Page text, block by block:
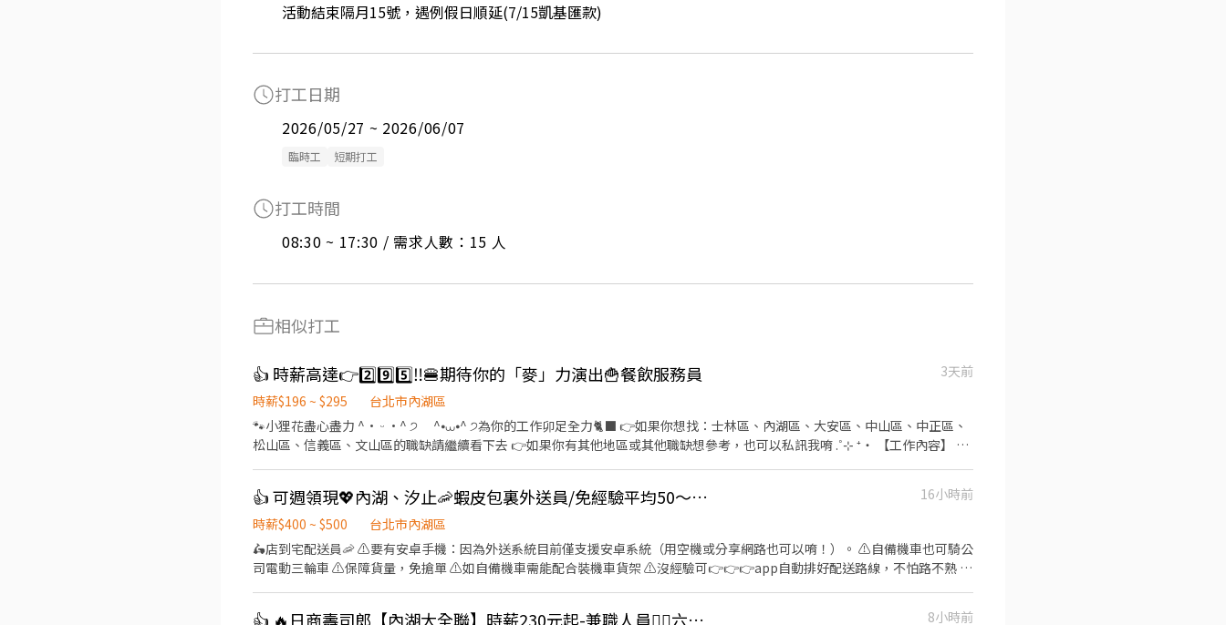
活動結束隔月15號，遇例假日順延(7/15凱基匯款)
打工日期
2026/05/27 ~ 2026/06/07
臨時工 短期打工
打工時間
08:30 ~ 17:30 / 需求人數：15 人
相似打工
👍 時薪高達👉2️⃣9️⃣5️⃣‼️🍔期待你的「麥」力演出🍟餐飲服務員
3天前
時薪$196 ~ $295
台北市內湖區
🐾小狸花盡心盡力 ^• ᵕ •^ ੭ ^⦁⩊⦁^ ੭為你的工作卯足全力🐈‍⬛ 👉如果你想找：士林區、內湖區、大安區、中山區、中正區、
松山區、信義區、文山區的職缺請繼續看下去 👉如果你有其他地區或其他職缺想參考，也可以私訊我唷 .˚⊹ ⁺‧ 【工作內容】 ‧⁺
店 .˚⊹ ⁺‧ 【薪資制度】 ‧⁺ ⊹˚. 💰 在上述時段內，時薪為 $ 225 ~ 240 🪙 若非以上時段，時薪為 $ 196 💰 過00:00 + $ 55 夜班津貼
.˚⊹ ⁺‧ 【 休假制度】 ‧⁺ ⊹˚. 📌 採排休制（無固定休） 🗓️ 周一至週日皆需排班 🚫 周六、周日可排休不可固定休 .˚⊹ ⁺‧ 【上班地
點】 ‧⁺ ⊹˚. 👉士林區 台北士林店📍台北市士林區中山北路五段602號 👉內湖區 台北西湖店📍台北市內湖區內湖路一段283號 台
北舊宗二店📍台北市內湖區舊宗路一段275號 👉大安區 羅斯福店📍台北市大安區羅斯福路二段45號 台北麟光店📍台北市大安區
和平東路三段406巷8號 台北復興二店📍台北市大安區復興南路二段273號 台北光復店📍台北市大安區光復南路286號 👉中山區
台北長春店📍台北市中山區長春路172號 台北南京五店📍台北市中山區南京東路三段210之1號 👉中正區 林森二店📍台北市中正
區林森南路1號 台北濟南店📍台北市中正區濟南路二段66號 台北館前店📍台北市中正區館前路8號 台北公園店📍台北市中正區公
👍 可週領現💖內湖、汐止🦐蝦皮包裏外送員/免經驗平均50～80K，公司車
16小時前
時薪$400 ~ $500
台北市內湖區
🛵店到宅配送員🦐 ⚠️要有安卓手機：因為外送系統目前僅支援安卓系統（用空機或分享網路也可以唷！）。 ⚠️自備機車也可騎公
司電動三輪車 ⚠️保障貨量，免搶單 ⚠️如自備機車需能配合裝機車貨架 ⚠️沒經驗可👉👉👉app自動排好配送路線，不怕路不熟 ⚠️
👍 🔥日商壽司郎【內湖大全聯】時薪230元起-兼職人員🙆‍♀️六日250元起💰
8小時前